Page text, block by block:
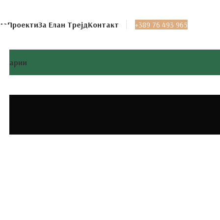
ПроектиЗа Елан ТрејдКонтакт +389 76 493 965